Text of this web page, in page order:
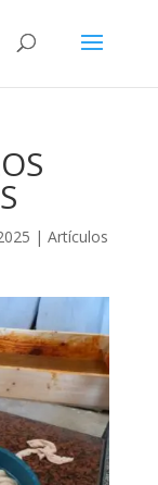
| Artículos